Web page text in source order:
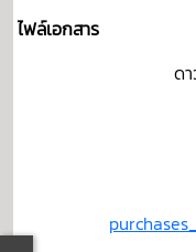
ไฟล์เอกสาร
ด